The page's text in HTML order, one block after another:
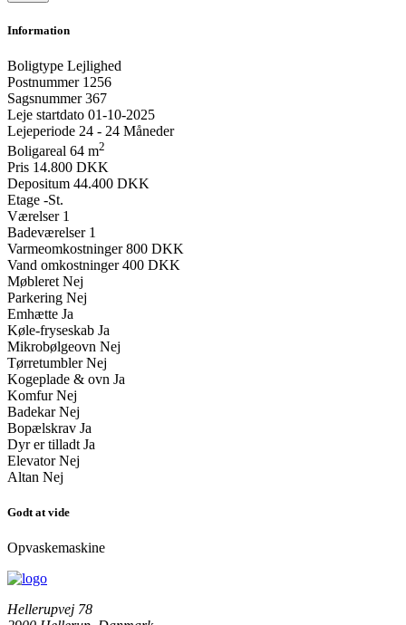
Information
Boligtype Lejlighed
Postnummer 1256
Sagsnummer 367
Leje startdato 01-10-2025
Lejeperiode 24 - 24 Måneder
Boligareal 64 m2
Pris 14.800 DKK
Depositum 44.400 DKK
Etage -St.
Værelser 1
Badeværelser 1
Varmeomkostninger 800 DKK
Vand omkostninger 400 DKK
Møbleret Nej
Parkering Nej
Emhætte Ja
Køle-fryseskab Ja
Mikrobølgeovn Nej
Tørretumbler Nej
Kogeplade & ovn Ja
Komfur Nej
Badekar Nej
Bopælskrav Ja
Dyr er tilladt Ja
Elevator Nej
Altan Nej
Godt at vide
Opvaskemaskine
Hellerupvej 78